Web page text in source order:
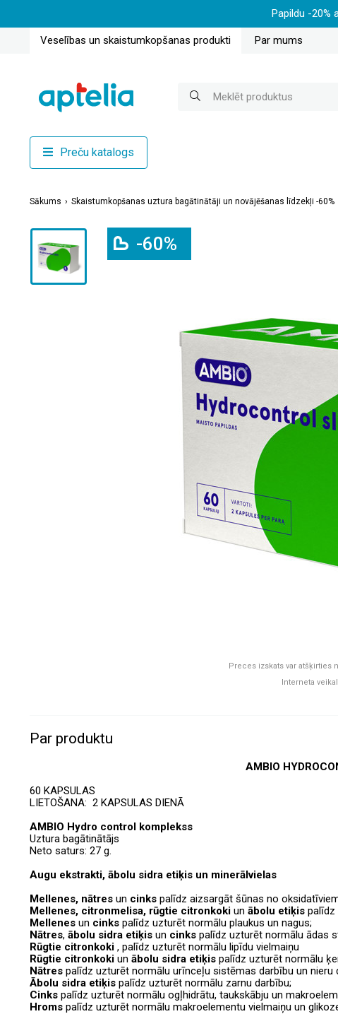
Papildu -20%
Veselības un skaistumkopšanas produkti Par mums
Preču katalogs
Sākums Skaistumkopšanas uztura bagātinātāji un novājēšanas līdzekļi -60%
-60%
Preces izskats var atšķirties
Interneta
Par produktu
AMBIO
60 KAPSULAS
LIETOŠANA: 2 KAPSULAS DIENĀ
AMBIO Hydro control komplekss
Uztura bagātinātājs
Neto saturs: 27 g.
Augu ekstrakti, ābolu sidra etiķis un minerālvielas
Mellenes, nātres un cinks palīdz aizsargāt šūnas no
Mellenes, citronmelisa, rūgtie citronkoki un ābolu etiķis palīdz
Mellenes un cinks palīdz uzturēt normālu plaukus un nagus;
Nātres, ābolu sidra etiķis un cinks palīdz uzturēt normālu ādas
Rūgtie citronkoki , palīdz uzturēt normālu lipīdu vielmaiņu
Rūgtie citronkoki un ābolu sidra etiķis palīdz uzturēt normālu
Nātres palīdz uzturēt normālu urīnceļu sistēmas darbību un nieru
Ābolu sidra etiķis palīdz uzturēt normālu zarnu darbību;
Cinks palīdz uzturēt normālu ogļhidrātu, taukskābju un
Hroms palīdz uzturēt normālu makroelementu vielmaiņu un